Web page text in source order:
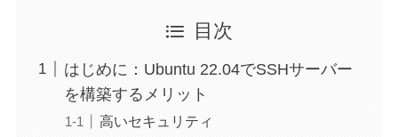
目次
はじめに：Ubuntu 22.04でSSHサーバー
を構築するメリット
高いセキュリティ